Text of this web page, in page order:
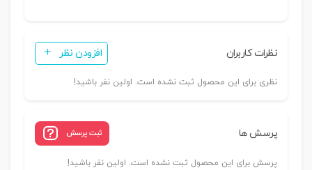
نظرات کاربران افزودن نظر
نظری برای این محصول ثبت نشده است. اولین نفر باشید!
پرسش ها ثبت پرسش
پرسش برای این محصول ثبت نشده است. اولین نفر باشید!